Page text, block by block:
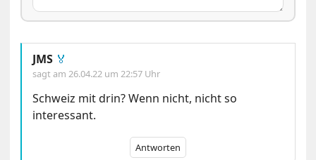
JMS 🏅
sagt am26.04.22 um 22:57 Uhr
Schweiz mit drin? Wenn nicht, nicht so
interessant.
Antworten